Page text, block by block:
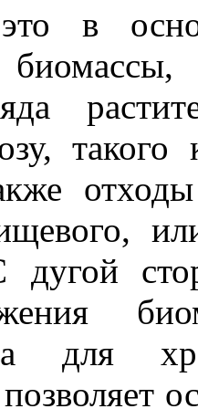
в
такого
дугой
для